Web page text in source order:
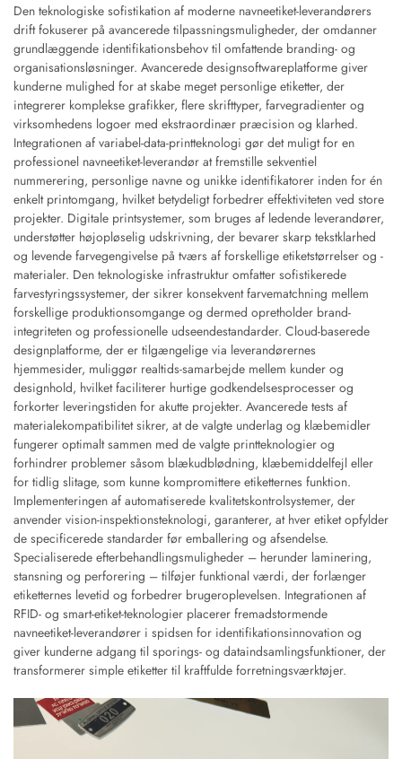
Den teknologiske sofistikation af moderne navneetiket-leverandørers
drift fokuserer på avancerede tilpassningsmuligheder, der omdanner
grundlæggende identifikationsbehov til omfattende branding- og
organisationsløsninger. Avancerede designsoftwareplatforme giver
kunderne mulighed for at skabe meget personlige etiketter, der
integrerer komplekse grafikker, flere skrifttyper, farvegradienter og
virksomhedens logoer med ekstraordinær præcision og klarhed.
Integrationen af variabel-data-printteknologi gør det muligt for en
professionel navneetiket-leverandør at fremstille sekventiel
nummerering, personlige navne og unikke identifikatorer inden for én
enkelt printomgang, hvilket betydeligt forbedrer effektiviteten ved store
projekter. Digitale printsystemer, som bruges af ledende leverandører,
understøtter højopløselig udskrivning, der bevarer skarp tekstklarhed
og levende farvegengivelse på tværs af forskellige etiketstørrelser og -
materialer. Den teknologiske infrastruktur omfatter sofistikerede
farvestyringssystemer, der sikrer konsekvent farvematchning mellem
forskellige produktionsomgange og dermed opretholder brand-
integriteten og professionelle udseendestandarder. Cloud-baserede
designplatforme, der er tilgængelige via leverandørernes
hjemmesider, muliggør realtids-samarbejde mellem kunder og
designhold, hvilket faciliterer hurtige godkendelsesprocesser og
forkorter leveringstiden for akutte projekter. Avancerede tests af
materialekompatibilitet sikrer, at de valgte underlag og klæbemidler
fungerer optimalt sammen med de valgte printteknologier og
forhindrer problemer såsom blækudblødning, klæbemiddelfejl eller
for tidlig slitage, som kunne kompromittere etiketternes funktion.
Implementeringen af automatiserede kvalitetskontrolsystemer, der
anvender vision-inspektionsteknologi, garanterer, at hver etiket opfylder
de specificerede standarder før emballering og afsendelse.
Specialiserede efterbehandlingsmuligheder – herunder laminering,
stansning og perforering – tilføjer funktional værdi, der forlænger
etiketternes levetid og forbedrer brugeroplevelsen. Integrationen af
RFID- og smart-etiket-teknologier placerer fremadstormende
navneetiket-leverandører i spidsen for identifikationsinnovation og
giver kunderne adgang til sporings- og dataindsamlingsfunktioner, der
transformerer simple etiketter til kraftfulde forretningsværktøjer.